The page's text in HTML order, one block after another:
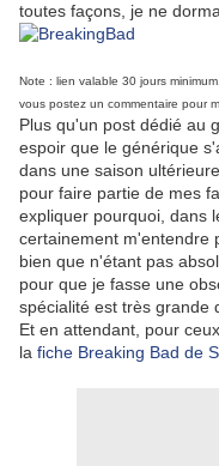
toutes façons, je ne
Note : lien valable 30 jours
vous postez un commentaire pour
Plus qu'un post dédié au
espoir que le générique
dans une saison
pour faire partie de mes
expliquer pourquoi, dans
certainement m'entendre
bien que n'étant pas
pour que je fasse une
spécialité est très grande
Et en attendant, pour
la fiche Breaking Bad de